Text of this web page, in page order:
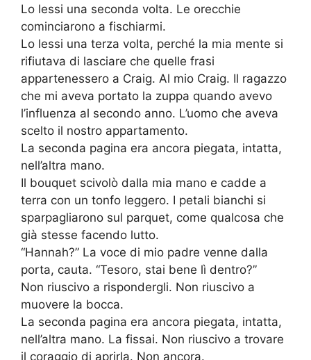
Lo lessi una seconda volta. Le orecchie
cominciarono a fischiarmi.
Lo lessi una terza volta, perché la mia mente si
rifiutava di lasciare che quelle frasi
appartenessero a Craig. Al mio Craig. Il ragazzo
che mi aveva portato la zuppa quando avevo
l’influenza al secondo anno. L’uomo che aveva
scelto il nostro appartamento.
La seconda pagina era ancora piegata, intatta,
nell’altra mano.
Il bouquet scivolò dalla mia mano e cadde a
terra con un tonfo leggero. I petali bianchi si
sparpagliarono sul parquet, come qualcosa che
già stesse facendo lutto.
“Hannah?” La voce di mio padre venne dalla
porta, cauta. “Tesoro, stai bene lì dentro?”
Non riuscivo a rispondergli. Non riuscivo a
muovere la bocca.
La seconda pagina era ancora piegata, intatta,
nell’altra mano. La fissai. Non riuscivo a trovare
il coraggio di aprirla. Non ancora.